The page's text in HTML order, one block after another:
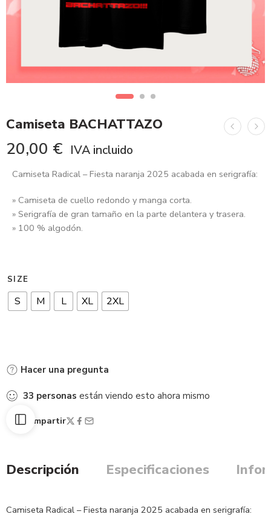
Camiseta BACHATTAZO
20,00 € IVA incluido
Camiseta Radical – Fiesta naranja 2025 acabada en serigrafía:
» Camiseta de cuello redondo y manga corta.
» Serigrafía de gran tamaño en la parte delantera y trasera.
» 100 % algodón.
SIZE
S M L XL 2XL
Hacer una pregunta
33 personas están viendo esto ahora mismo
Compartir
Descripción Especificaciones
Camiseta Radical – Fiesta naranja 2025 acabada en serigrafía: